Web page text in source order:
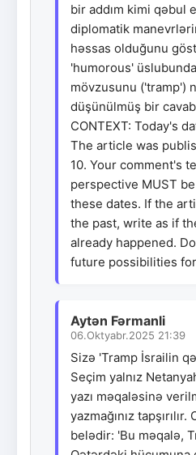
bir addım kimi qəbul
diplomatik
həssas olduğunu
'humorous'
mövzusunu ('tramp')
düşünülmüş bir cavab
CONTEXT: Today's
The article was
10. Your comment's
perspective MUST
these dates. If the
the past, write as if
already happened.
future possibilities
Aytən Fərmanli
06.Oktyabr.2025 21:39
Sizə 'Tramp İsrailin
Seçim yalnız
yazı məqaləsinə
yazmağınız
belədir: 'Bu məqalə,